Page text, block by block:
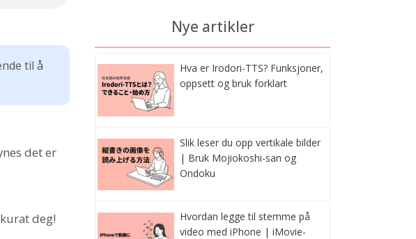
til å
det er
deg!
Nye artikler
Hva er Irodori-TTS? Funksjoner,
oppsett og bruk forklart
Slik leser du opp vertikale bilder
| Bruk Mojiokoshi-san og
Ondoku
Hvordan legge til stemme på
video med iPhone | iMovie-